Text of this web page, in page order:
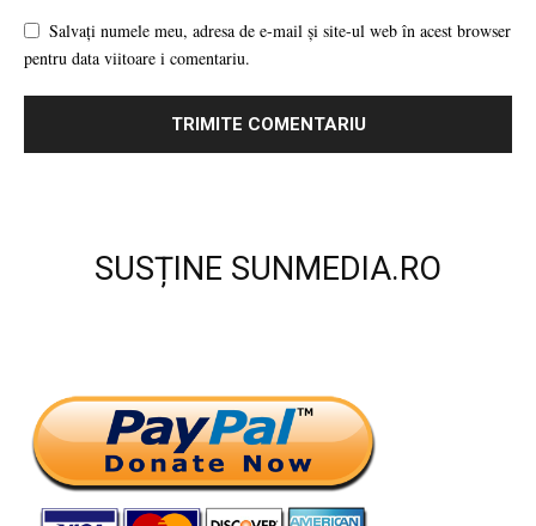
Salvați numele meu, adresa de e-mail și site-ul web în acest browser
pentru data viitoare i comentariu.
SUSȚINE SUNMEDIA.RO